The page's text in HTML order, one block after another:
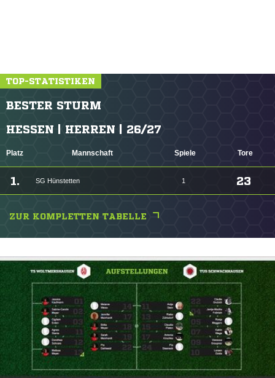
TOP-STATISTIKEN
BESTER STURM
HESSEN | HERREN | 26/27
Platz Mannschaft Spiele Tore
1. SG Hünstetten 1 23
ZUR KOMPLETTEN TABELLE